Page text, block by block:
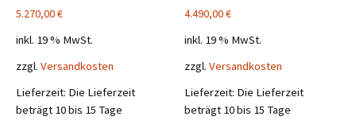
5.270,00€
inkl. 19 % MwSt.
zzgl. Versandkosten
Lieferzeit: Die Lieferzeit
beträgt 10 bis 15 Tage
4.490,00€
inkl. 19 % MwSt.
zzgl.Versandkosten
Lieferzeit: Die Lieferzeit
beträgt 10 bis 15 Tage